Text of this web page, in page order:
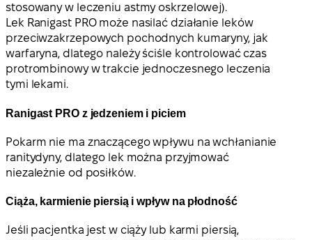
stosowany w leczeniu astmy oskrzelowej).
Lek Ranigast PRO może nasilać działanie leków
przeciwzakrzepowych pochodnych kumaryny, jak
warfaryna, dlatego należy ściśle kontrolować czas
protrombinowy w trakcie jednoczesnego leczenia
tymi lekami.
Ranigast PRO z jedzeniem i piciem
Pokarm nie ma znaczącego wpływu na wchłanianie
ranitydyny, dlatego lek można przyjmować
niezależnie od posiłków.
Ciąża, karmienie piersią i wpływ na płodność
Jeśli pacjentka jest w ciąży lub karmi piersią,